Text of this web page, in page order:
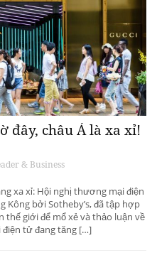
đây, châu Á là xa xỉ!
& Business
xa xỉ: Hội nghị thương mại điện
Kông bởi Sotheby’s, đã tập hợp
thế giới để mổ xẻ và thảo luận về
tử đang tăng […]